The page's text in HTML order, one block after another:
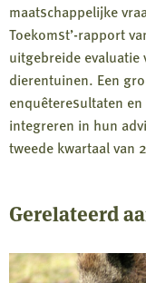
maatschappelijke
Toekomst’-rapport
uitgebreide evaluatie
dierentuinen. Een
enquêteresultaten
integreren in hun
tweede kwartaal van
Gerelateerd